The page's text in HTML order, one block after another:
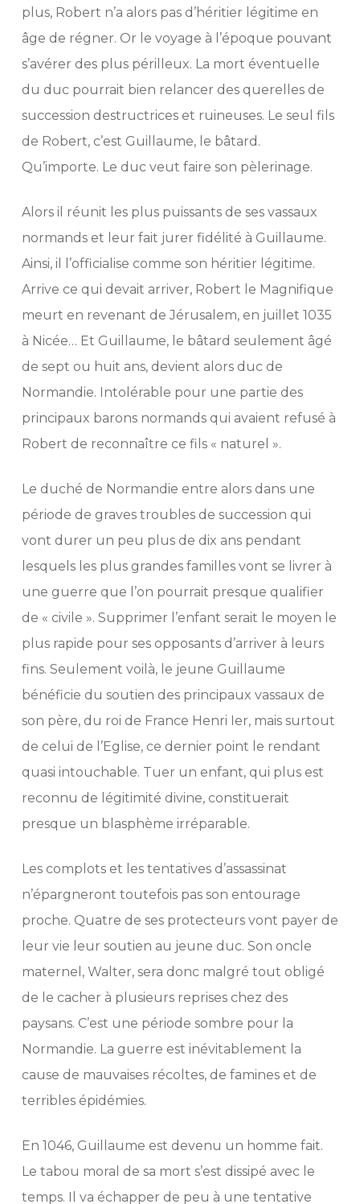
plus, Robert n’a alors pas d’héritier légitime en
âge de régner. Or le voyage à l’époque pouvant
s’avérer des plus périlleux. La mort éventuelle
du duc pourrait bien relancer des querelles de
succession destructrices et ruineuses. Le seul fils
de Robert, c’est Guillaume, le bâtard.
Qu’importe. Le duc veut faire son pèlerinage.
Alors il réunit les plus puissants de ses vassaux
normands et leur fait jurer fidélité à Guillaume.
Ainsi, il l’officialise comme son héritier légitime.
Arrive ce qui devait arriver, Robert le Magnifique
meurt en revenant de Jérusalem, en juillet 1035
à Nicée… Et Guillaume, le bâtard seulement âgé
de sept ou huit ans, devient alors duc de
Normandie. Intolérable pour une partie des
principaux barons normands qui avaient refusé à
Robert de reconnaître ce fils « naturel ».
Le duché de Normandie entre alors dans une
période de graves troubles de succession qui
vont durer un peu plus de dix ans pendant
lesquels les plus grandes familles vont se livrer à
une guerre que l’on pourrait presque qualifier
de « civile ». Supprimer l’enfant serait le moyen le
plus rapide pour ses opposants d’arriver à leurs
fins. Seulement voilà, le jeune Guillaume
bénéficie du soutien des principaux vassaux de
son père, du roi de France Henri Ier, mais surtout
de celui de l’Eglise, ce dernier point le rendant
quasi intouchable. Tuer un enfant, qui plus est
reconnu de légitimité divine, constituerait
presque un blasphème irréparable.
Les complots et les tentatives d’assassinat
n’épargneront toutefois pas son entourage
proche. Quatre de ses protecteurs vont payer de
leur vie leur soutien au jeune duc. Son oncle
maternel, Walter, sera donc malgré tout obligé
de le cacher à plusieurs reprises chez des
paysans. C’est une période sombre pour la
Normandie. La guerre est inévitablement la
cause de mauvaises récoltes, de famines et de
terribles épidémies.
En 1046, Guillaume est devenu un homme fait.
Le tabou moral de sa mort s’est dissipé avec le
temps. Il va échapper de peu à une tentative